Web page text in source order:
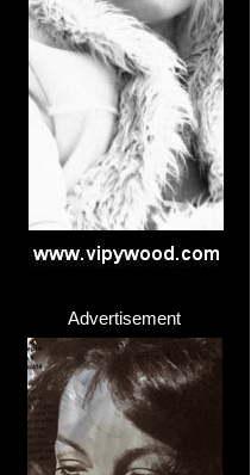
Advertisement